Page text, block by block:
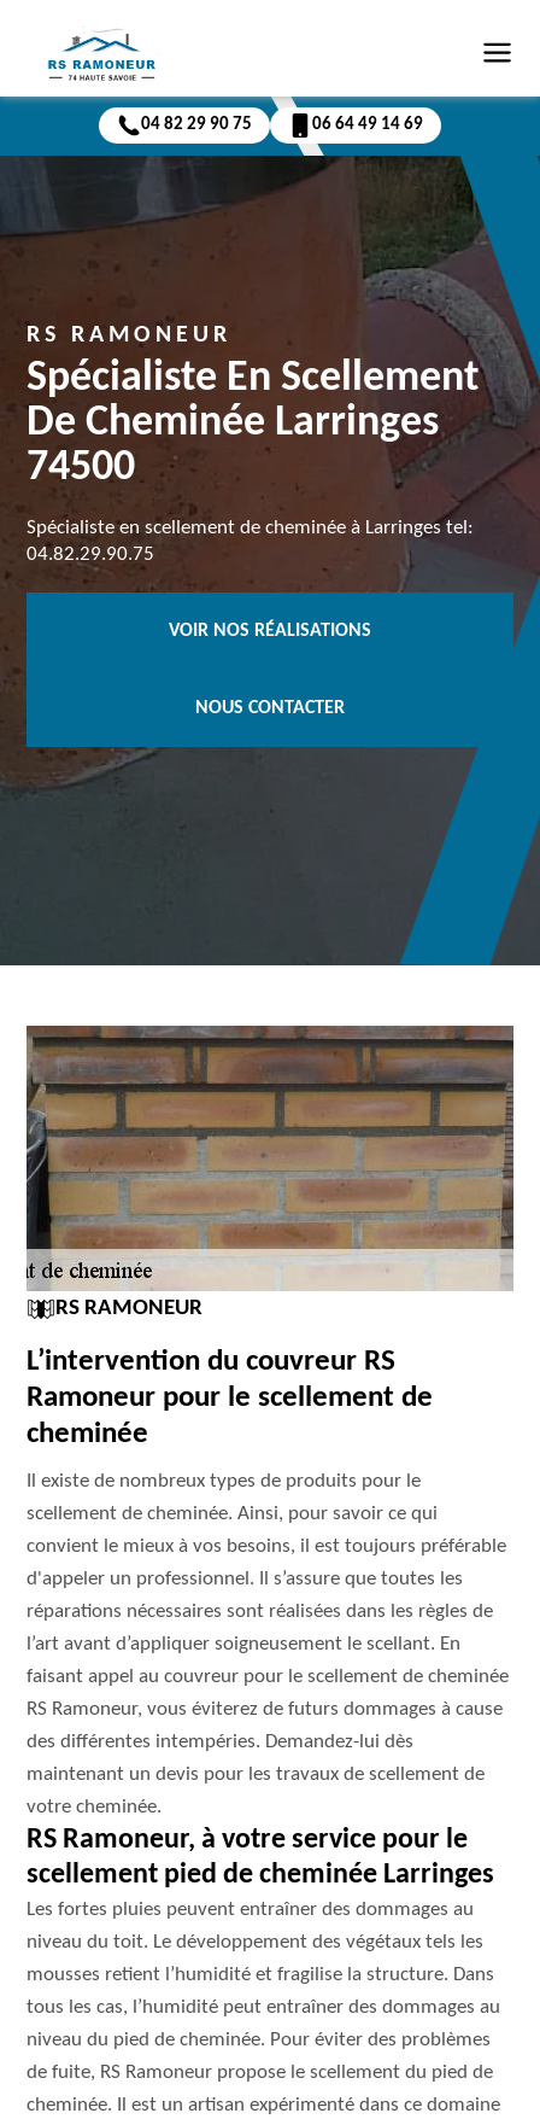
04 82 29 90 75 06 64 49 14 69
RS RAMONEUR
Spécialiste En Scellement
De Cheminée Larringes
74500
Spécialiste en scellement de cheminée à Larringes tel:
04.82.29.90.75
VOIR NOS RÉALISATIONS
NOUS CONTACTER
RS RAMONEUR
L’intervention du couvreur RS
Ramoneur pour le scellement de
cheminée
Il existe de nombreux types de produits pour le
scellement de cheminée. Ainsi, pour savoir ce qui
convient le mieux à vos besoins, il est toujours préférable
d'appeler un professionnel. Il s’assure que toutes les
réparations nécessaires sont réalisées dans les règles de
l’art avant d’appliquer soigneusement le scellant. En
faisant appel au couvreur pour le scellement de cheminée
RS Ramoneur, vous éviterez de futurs dommages à cause
des différentes intempéries. Demandez-lui dès
maintenant un devis pour les travaux de scellement de
votre cheminée.
RS Ramoneur, à votre service pour le
scellement pied de cheminée Larringes
Les fortes pluies peuvent entraîner des dommages au
niveau du toit. Le développement des végétaux tels les
mousses retient l’humidité et fragilise la structure. Dans
tous les cas, l’humidité peut entraîner des dommages au
niveau du pied de cheminée. Pour éviter des problèmes
de fuite, RS Ramoneur propose le scellement du pied de
cheminée. Il est un artisan expérimenté dans ce domaine